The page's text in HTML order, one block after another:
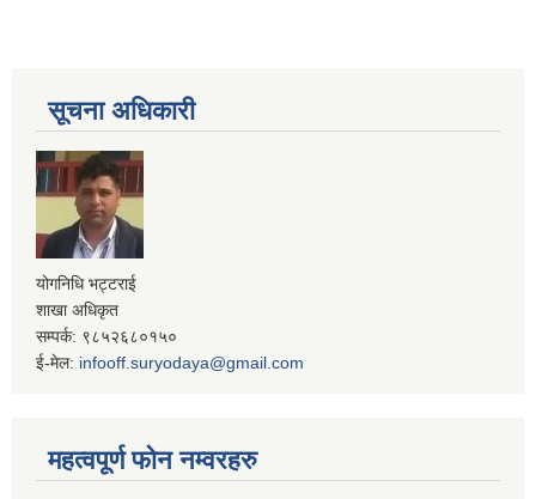
सूचना अधिकारी
योगनिधि भट्टराई
शाखा अधिकृत
सम्पर्क: ९८५२६८०१५०
ई-मेल: infooff.suryodaya@gmail.com
महत्वपूर्ण फोन नम्वरहरु